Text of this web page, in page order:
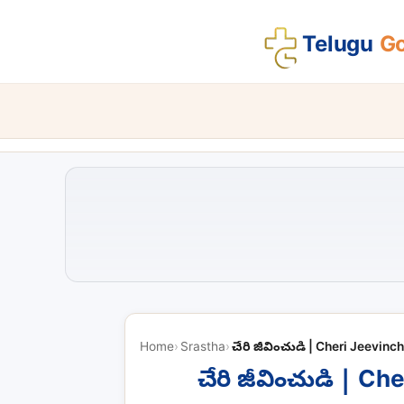
Telugu
Home Srastha చేరి జీవించుడి | Cheri
చేరి జీవించుడి |